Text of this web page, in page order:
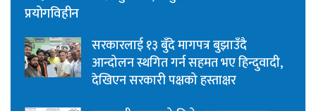
प्रयोगविहीन
सरकारलाई १३ बुँदे मागपत्र बुझाउँदै
आन्दोलन स्थगित गर्न सहमत भए हिन्दुवादी,
देखिएन सरकारी पक्षको हस्ताक्षर